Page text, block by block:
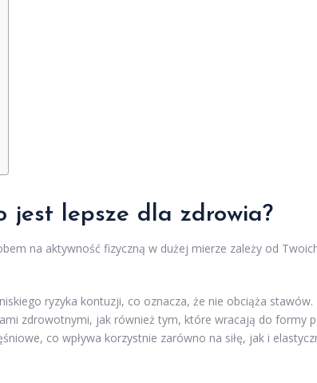
jest lepsze dla zdrowia?
na aktywność fizyczną w dużej mierze zależy od
ryzyka kontuzji, co oznacza, że nie obciąża stawów.
zdrowotnymi, jak również tym, które wracają do formy
co wpływa korzystnie zarówno na siłę, jak i